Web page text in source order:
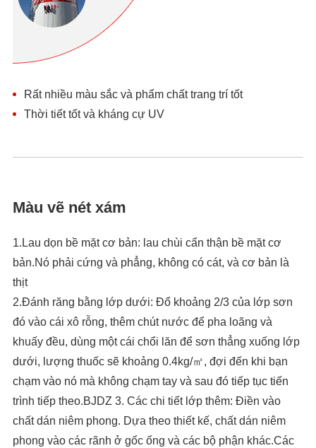
Rất nhiều màu sắc và phẩm chất trang trí tốt
Thời tiết tốt và kháng cự UV
Màu vẽ nét xám
1.Lau dọn bề mặt cơ bản: lau chùi cẩn thận bề mặt cơ
bản.Nó phải cứng và phẳng, không có cát, và cơ bản là
thịt
2.Đánh răng bằng lớp dưới: Đổ khoảng 2/3 của lớp sơn
đó vào cái xô rỗng, thêm chút nước để pha loãng và
khuấy đều, dùng một cái chổi lăn để sơn thẳng xuống lớp
dưới, lượng thuốc sẽ khoảng 0.4kg/㎡, đợi đến khi bạn
chạm vào nó mà không chạm tay và sau đó tiếp tục tiến
trình tiếp theo.BJDZ 3. Các chi tiết lớp thêm: Điền vào
chất dán niêm phong. Dựa theo thiết kế, chất dán niêm
phong vào các rãnh ở gốc ống và các bộ phận khác.Các